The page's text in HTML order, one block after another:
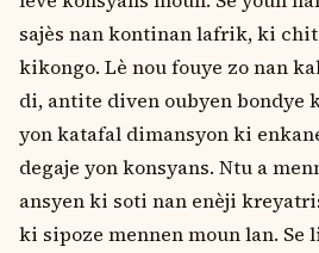
sajѐs nan kontinan lafrik, ki
kikongo. Lѐ nou fouye zo nan
di, antite diven oubyen bondye
yon katafal dimansyon ki
degaje yon konsyans. Ntu a
ansyen ki soti nan enѐji
ki sipoze mennen moun lan. Se